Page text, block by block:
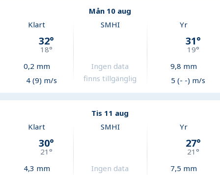
Mån 10 aug
Klart
32°
18°
0,2 mm
4 (9) m/s
SMHI
Ingen data
finns tillgänglig
Yr
31°
19°
9,8 mm
5 (- -) m/s
Tis 11 aug
Klart
30°
21°
4,3 mm
SMHI
Ingen data
Yr
27°
21°
7,5 mm